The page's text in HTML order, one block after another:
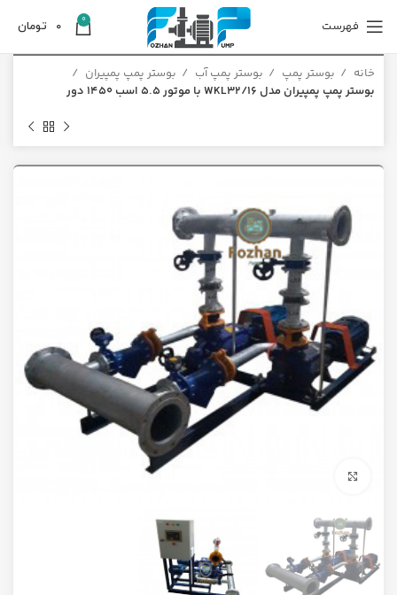
فهرست 0
0 تومان
خانه بوستر پمپ بوستر پمپ آب
بوستر پمپ پمپیران
بوستر پمپ پمپیران مدل WKL32/16 با موتور 5.5 اسب 1450 دور